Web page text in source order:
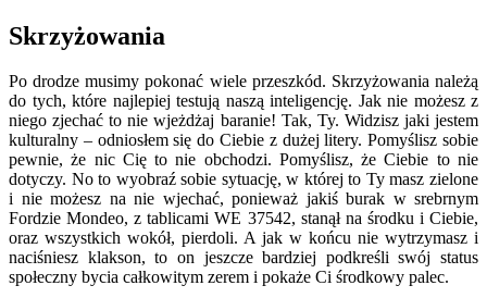
Skrzyżowania
Po drodze musimy pokonać wiele przeszkód. Skrzyżowania należą
do tych, które najlepiej testują naszą inteligencję. Jak nie możesz z
niego zjechać to nie wjeżdżaj baranie! Tak, Ty. Widzisz jaki jestem
kulturalny – odniosłem się do Ciebie z dużej litery. Pomyślisz sobie
pewnie, że nic Cię to nie obchodzi. Pomyślisz, że Ciebie to nie
dotyczy. No to wyobraź sobie sytuację, w której to Ty masz zielone
i nie możesz na nie wjechać, ponieważ jakiś burak w srebrnym
Fordzie Mondeo, z tablicami WE 37542, stanął na środku i Ciebie,
oraz wszystkich wokół, pierdoli. A jak w końcu nie wytrzymasz i
naciśniesz klakson, to on jeszcze bardziej podkreśli swój status
społeczny bycia całkowitym zerem i pokaże Ci środkowy palec.